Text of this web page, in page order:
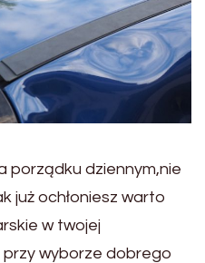
porządku dziennym,nie
już ochłoniesz warto
w twojej
przy wyborze dobrego